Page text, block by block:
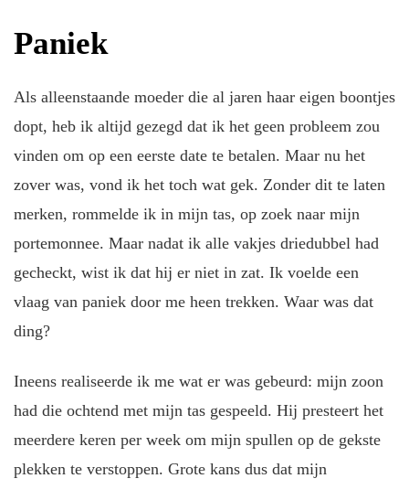
Paniek
Als alleenstaande moeder die al jaren haar eigen boontjes
dopt, heb ik altijd gezegd dat ik het geen probleem zou
vinden om op een eerste date te betalen. Maar nu het
zover was, vond ik het toch wat gek. Zonder dit te laten
merken, rommelde ik in mijn tas, op zoek naar mijn
portemonnee. Maar nadat ik alle vakjes driedubbel had
gecheckt, wist ik dat hij er niet in zat. Ik voelde een
vlaag van paniek door me heen trekken. Waar was dat
ding?
Ineens realiseerde ik me wat er was gebeurd: mijn zoon
had die ochtend met mijn tas gespeeld. Hij presteert het
meerdere keren per week om mijn spullen op de gekste
plekken te verstoppen. Grote kans dus dat mijn